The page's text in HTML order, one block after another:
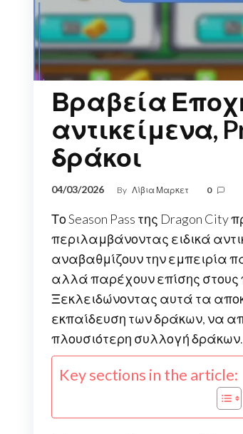
Βραβεία
αντικείμενα,
δράκοι
04/03/2026 By Λίβια Μαρκετ 0
Το Season Pass της Dragon
περιλαμβάνοντας ειδικά
αναβαθμίζουν την εμπειρία
αλλά παρέχουν επίσης στους
Ξεκλειδώνοντας αυτά τα
εκπαίδευση των δράκων, να
πλουσιότερη συλλογή δράκων.
Key sections in the article: